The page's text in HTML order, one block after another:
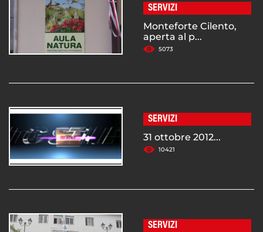
SERVIZI
Monteforte Cilento,
aperta al p...
5073
SERVIZI
31 ottobre 2012...
10421
SERVIZI